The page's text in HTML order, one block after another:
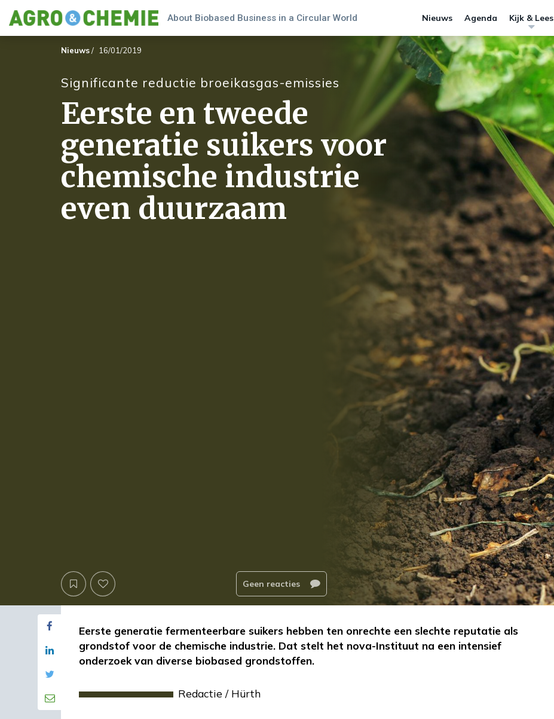
About Biobased Business in a Circular World Nieuws Agenda Kijk & Lees
Nieuws/ 16/01/2019
Significante reductie broeikasgas-emissies
Eerste en tweede
generatie suikers voor
chemische industrie
even duurzaam
Geen reacties
Eerste generatie fermenteerbare suikers hebben ten onrechte een slechte reputatie als
grondstof voor de chemische industrie. Dat stelt het nova-Instituut na een intensief
onderzoek van diverse biobased grondstoffen.
Redactie / Hürth